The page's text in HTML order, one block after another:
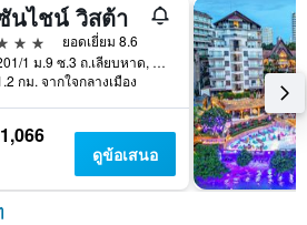
นไชน์ วิสต้า
ดาว
ยอดเยี่ยม 8.6
201/1 ม.9 ซ.3 ถ.เลียบหาด, พัทยา, ประเทศไทย
กม. จากใจกลางเมือง
ดูข้อเสนอ